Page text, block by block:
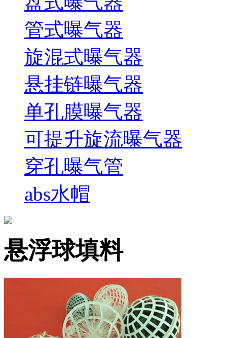
管式曝气器
旋混式曝气器
悬挂链曝气器
单孔膜曝气器
可提升旋流曝气器
穿孔曝气管
abs水帽
悬浮球填料